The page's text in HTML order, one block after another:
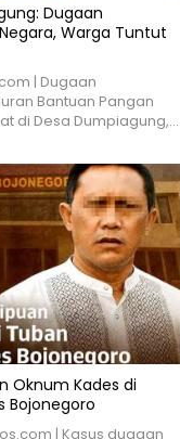
Dugaan
Warga Tuntut
| Dugaan
Bantuan Pangan
di Desa Dumpiagung,…
Oknum Kades di
Bojonegoro
| Kasus dugaan